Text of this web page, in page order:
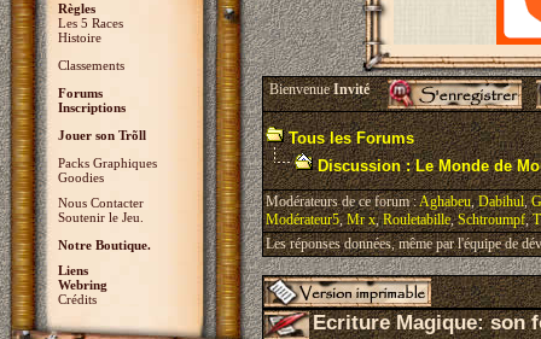
Règles
Les 5 Races
Histoire
Classements
Forums
Inscriptions
Jouer son Trõll
Packs Graphiques
Goodies
Nous Contacter
Soutenir le Jeu.
Notre Boutique.
Liens
Webring
Crédits
BienvenueInvité
Tous les Forums
Discussion : Le Monde de
Modérateurs de ce forum :Aghabeu,Dabihul,
Modérateur5,Mr x,Rouletabille,Schtroumpf,
Les réponses données, même par l'équipe de
Ecriture Magique: son